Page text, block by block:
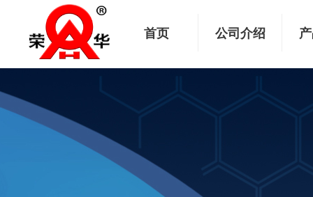
首页 公司介绍